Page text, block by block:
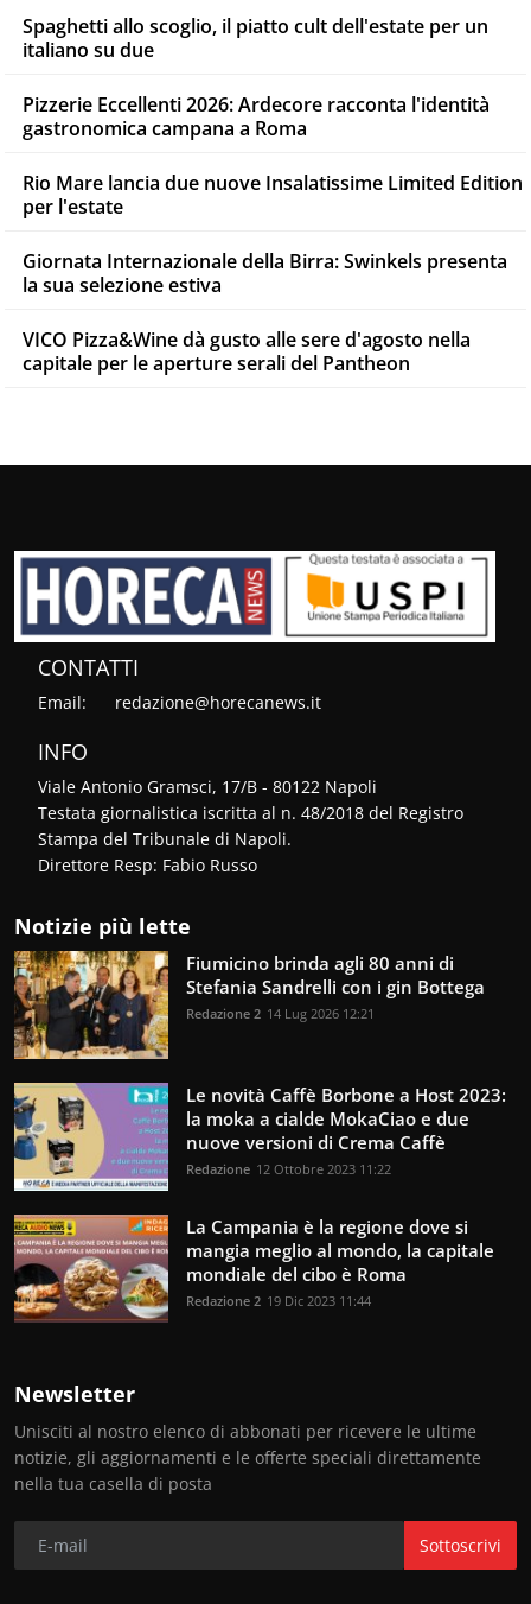
Spaghetti allo scoglio, il piatto cult dell'estate per un
italiano su due
Pizzerie Eccellenti 2026: Ardecore racconta l'identità
gastronomica campana a Roma
Rio Mare lancia due nuove Insalatissime Limited Edition
per l'estate
Giornata Internazionale della Birra: Swinkels presenta
la sua selezione estiva
VICO Pizza&Wine dà gusto alle sere d'agosto nella
capitale per le aperture serali del Pantheon
CONTATTI
Email: redazione@horecanews.it
INFO
Viale Antonio Gramsci, 17/B - 80122 Napoli
Testata giornalistica iscritta al n. 48/2018 del Registro
Stampa del Tribunale di Napoli.
Direttore Resp: Fabio Russo
Notizie più lette
Fiumicino brinda agli 80 anni di
Stefania Sandrelli con i gin Bottega
Redazione 2 14 Lug 2026 12:21
Le novità Caffè Borbone a Host 2023:
la moka a cialde MokaCiao e due
nuove versioni di Crema Caffè
Redazione 12 Ottobre 2023 11:22
La Campania è la regione dove si
mangia meglio al mondo, la capitale
mondiale del cibo è Roma
Redazione 2 19 Dic 2023 11:44
Newsletter
Unisciti al nostro elenco di abbonati per ricevere le ultime
notizie, gli aggiornamenti e le offerte speciali direttamente
nella tua casella di posta
Sottoscrivi